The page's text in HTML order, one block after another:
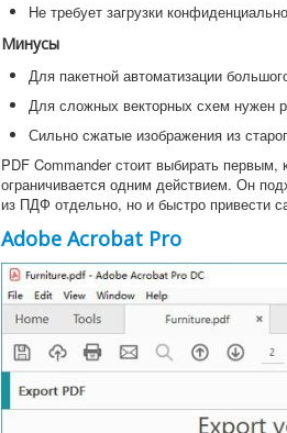
Не требует загрузки
Минусы
Для пакетной автоматизации
Для сложных векторных схем нужен
Сильно сжатые изображения из
PDF Commander стоит выбирать
ограничивается одним действием. Он
из ПДФ отдельно, но и быстро привести
Adobe Acrobat Pro